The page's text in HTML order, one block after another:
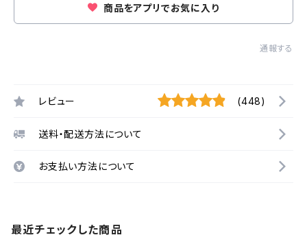
商品をアプリでお気に入り
通報する
レビュー (448)
送料・配送方法について
お支払い方法について
最近チェックした商品